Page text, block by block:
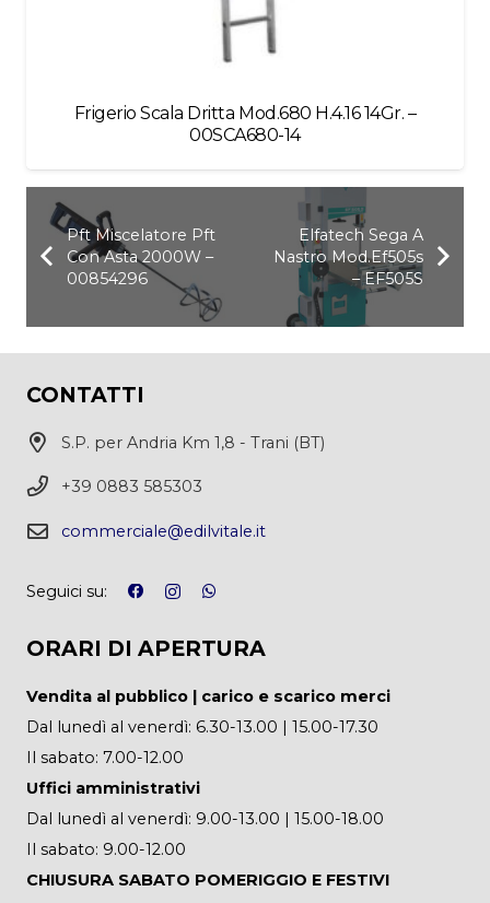
Frigerio Scala Dritta Mod.680 H.4.16 14Gr. –
00SCA680-14
Pft Miscelatore Pft
Con Asta 2000W –
00854296
Elfatech Sega A
Nastro Mod.Ef505s
– EF505S
CONTATTI
S.P. per Andria Km 1,8 - Trani (BT)
+39 0883 585303
commerciale@edilvitale.it
Seguici su:
ORARI DI APERTURA
Vendita al pubblico | carico e scarico merci
Dal lunedì al venerdì: 6.30-13.00 | 15.00-17.30
Il sabato: 7.00-12.00
Uffici amministrativi
Dal lunedì al venerdì: 9.00-13.00 | 15.00-18.00
Il sabato: 9.00-12.00
CHIUSURA SABATO POMERIGGIO E FESTIVI